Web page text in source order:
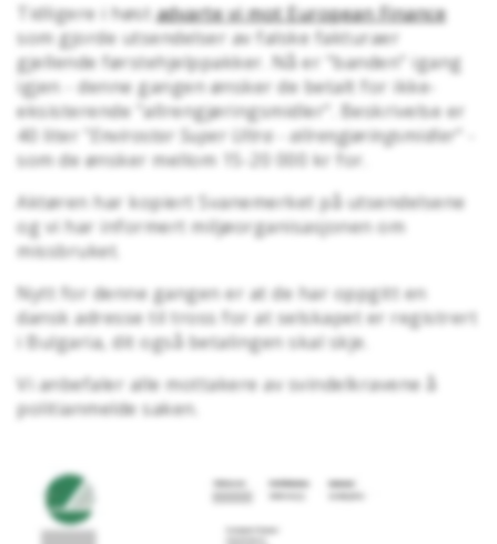
Tidligere i høstadvarte vi mot European Finance
som gjorde utsendelser av falske fakturaer
gjellende førstehjelppakker. Nå er "banden" igang
igjen - denne gangen ønsker de betalt for ikke-
eksisterende "allrengjøringsmidler". Beskrivelse er
40 liter "
Envirostar Super Ultra - allrengjøringsmidler" -
som de ønsker mellom 15-20 000 kr for.
Aktøren har kopiert Svanemerket på utsendelsene
og vi har informert miljøorganisasjonen om
missbruket.
Nytt for denne gangen er at de har oppgitt en
dansk adresse til tross for at selskapet er registrert
i Bulgaria, dit også betalingen skal skje.
Vi anbefaler alle mottakere av svindelkravene å
politianmelde saken.